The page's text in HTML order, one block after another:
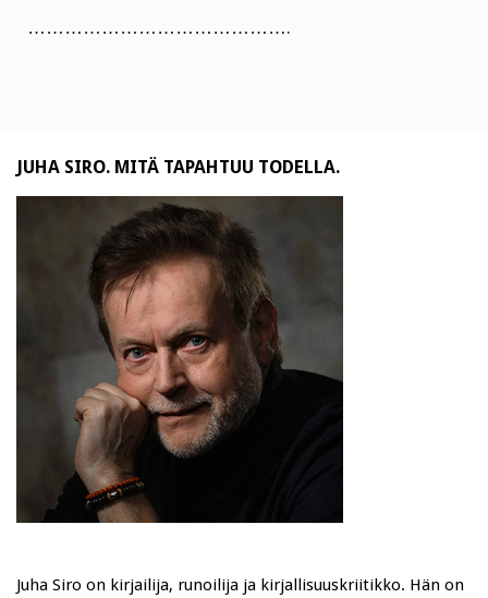
…………………………………….
JUHA SIRO. MITÄ TAPAHTUU TODELLA.
Juha Siro on kirjailija, runoilija ja kirjallisuuskriitikko. Hän on